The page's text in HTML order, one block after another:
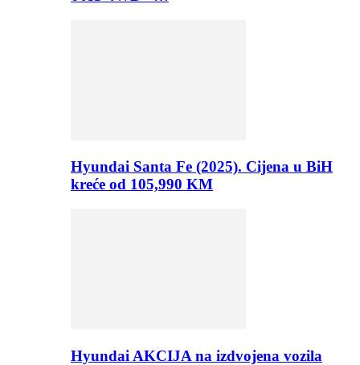
Hyundai Santa Fe (2025). Cijena u BiH
kreće od 105,990 KM
Hyundai AKCIJA na izdvojena vozila